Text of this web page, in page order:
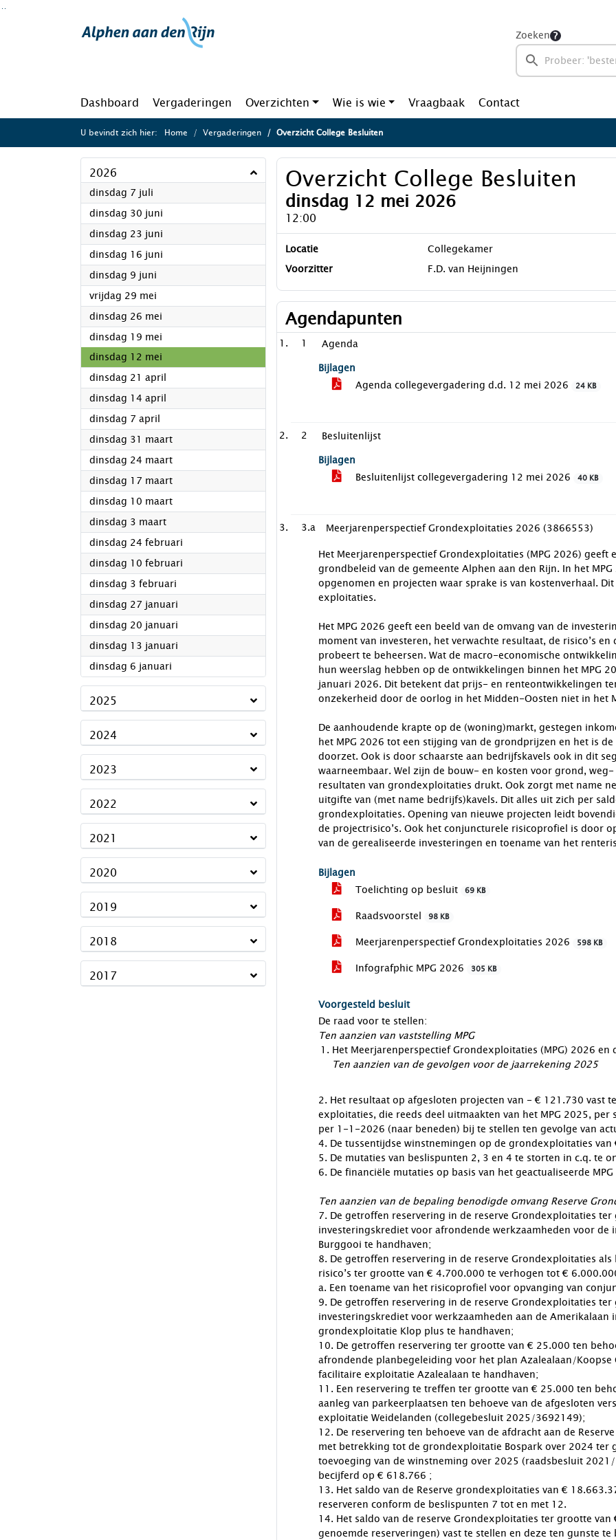
Ga naar de inhoud van deze pagina
Zoeken
Dashboard Vergaderingen Overzichten Wie is wie Vraagbaak Contact
U bevindt zich hier: Home Vergaderingen Overzicht College Besluiten
2026
dinsdag 7 juli
dinsdag 30 juni
dinsdag 23 juni
dinsdag 16 juni
dinsdag 9 juni
vrijdag 29 mei
dinsdag 26 mei
dinsdag 19 mei
dinsdag 12 mei
dinsdag 21 april
dinsdag 14 april
dinsdag 7 april
dinsdag 31 maart2026
dinsdag 24 maart2026
dinsdag 17 maart2026
dinsdag 10 maart2026
dinsdag 3 maart2026
dinsdag 24 februari
dinsdag 10 februari
dinsdag 3 februari
dinsdag 27 januari
dinsdag 20 januari
dinsdag 13 januari
dinsdag 6 januari
2025
2024
2023
2022
2021
2020
2019
2018
2017
Overzicht College Besluiten
dinsdag 12 mei 2026
12:00
Locatie
Collegekamer
Voorzitter
F.D. van Heijningen
Agendapunten
1
Agenda
Bijlagen
Agenda collegevergadering d.d. 12 mei 2026
24 KB
2
Besluitenlijst
Bijlagen
Besluitenlijst collegevergadering 12 mei 2026
40 KB
3.a
Meerjarenperspectief Grondexploitaties 2026 (3866553)
Het Meerjarenperspectief Grondexploitaties (MPG 2026)
grondbeleid van de gemeente Alphen aan den Rijn. In het
opgenomen en projecten waar sprake is van kostenverhaal.
exploitaties.
Het MPG 2026 geeft een beeld van de omvang van de
moment van investeren, het verwachte resultaat, de risico’s
probeert te beheersen. Wat de macro-economische
hun weerslag hebben op de ontwikkelingen binnen het MPG
januari 2026. Dit betekent dat prijs- en renteontwikkelingen
onzekerheid door de oorlog in het Midden-Oosten niet in het
De aanhoudende krapte op de (woning)markt, gestegen
het MPG 2026 tot een stijging van de grondprijzen en het is
doorzet. Ook is door schaarste aan bedrijfskavels ook in dit
waarneembaar. Wel zijn de bouw- en kosten voor grond,
resultaten van grondexploitaties drukt. Ook zorgt met name
uitgifte van (met name bedrijfs)kavels. Dit alles uit zich per
grondexploitaties. Opening van nieuwe projecten leidt
de projectrisico’s. Ook het conjuncturele risicoprofiel is door
van de gerealiseerde investeringen en toename van het
Bijlagen
Toelichting op besluit
69 KB
Raadsvoorstel 98 KB
Meerjarenperspectief Grondexploitaties 2026 598 KB
Infografphic MPG 2026 305 KB
Voorgesteld besluit
De raad voor te stellen:
Ten aanzien van vaststelling MPG
Het Meerjarenperspectief Grondexploitaties (MPG) 2026
Ten aanzien van de gevolgen voor de jaarrekening 2025
2. Het resultaat op afgesloten projecten van - € 121.730 vast
exploitaties, die reeds deel uitmaakten van het MPG 2025,
per 1-1-2026 (naar beneden) bij te stellen ten gevolge van
4. De tussentijdse winstnemingen op de grondexploitaties
5. De mutaties van beslispunten 2, 3 en 4 te storten in c.q. te
6. De financiële mutaties op basis van het geactualiseerde
Ten aanzien van de bepaling benodigde omvang Reserve
7. De getroffen reservering in de reserve Grondexploitaties
investeringskrediet voor afrondende werkzaamheden voor
Burggooi te handhaven;
8. De getroffen reservering in de reserve Grondexploitaties
risico’s ter grootte van € 4.700.000 te verhogen tot €
a. Een toename van het risicoprofiel voor opvanging van
9. De getroffen reservering in de reserve Grondexploitaties
investeringskrediet voor werkzaamheden aan de
grondexploitatie Klop plus te handhaven;
10. De getroffen reservering ter grootte van € 25.000 ten
afrondende planbegeleiding voor het plan Azalealaan/
facilitaire exploitatie Azalealaan te handhaven;
11. Een reservering te treffen ter grootte van € 25.000 ten
aanleg van parkeerplaatsen ten behoeve van de afgesloten
exploitatie Weidelanden (collegebesluit 2025/3692149);
12. De reservering ten behoeve van de afdracht aan de
met betrekking tot de grondexploitatie Bospark over 2024
toevoeging van de winstneming over 2025 (raadsbesluit
becijferd op € 618.766 ;
13. Het saldo van de Reserve grondexploitaties van €
reserveren conform de beslispunten 7 tot en met 12.
14. Het saldo van de reserve Grondexploitaties ter grootte
genoemde reserveringen) vast te stellen en deze ten gunste